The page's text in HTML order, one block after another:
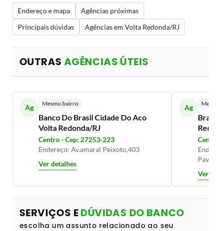
Endereço e mapa
Agências próximas
Principais dúvidas
Agências em Volta Redonda/RJ
OUTRAS AGÊNCIAS ÚTEIS
Ag Mesmo bairro
Banco Do Brasil Cidade Do Aco
Volta Redonda/RJ
Centro - Cep: 27253-223
Endereço: Av.amaral Peixoto,403
Ver detalhes
Ag
Centro
Ver
SERVIÇOS EDÚVIDAS DO BANCO
escolha um assunto relacionado ao seu